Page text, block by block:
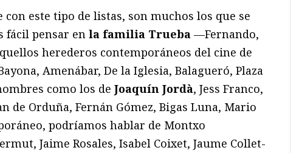
con este tipo de listas, son muchos los que se
fácil pensar en la familia Trueba —Fernando,
herederos contemporáneos del cine de
Amenábar, De la Iglesia, Balagueró, Plaza
como los de Joaquín Jordà, Jess Franco,
de Orduña, Fernán Gómez, Bigas Luna, Mario
podríamos hablar de Montxo
Jaime Rosales, Isabel Coixet, Jaume Collet-